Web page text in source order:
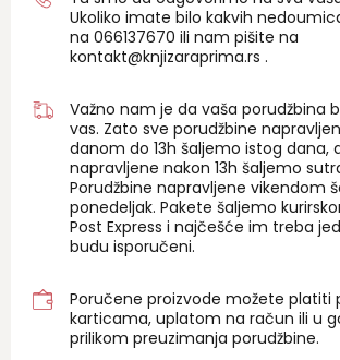
Ukoliko imate bilo kakvih
na 066137670 ili nam pišite na
kontakt@knjizaraprima.rs .
Važno nam je da vaša porudžbina
vas. Zato sve porudžbine
danom do 13h šaljemo istog dana,
napravljene nakon 13h šaljemo
Porudžbine napravljene vikendom
ponedeljak. Pakete šaljemo
Post Express i najčešće im treba
budu isporučeni.
Poručene proizvode možete platiti
karticama, uplatom na račun ili u
prilikom preuzimanja porudžbine.